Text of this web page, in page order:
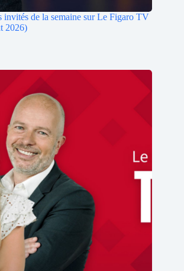
de la semaine sur Le Figaro TV
2026)